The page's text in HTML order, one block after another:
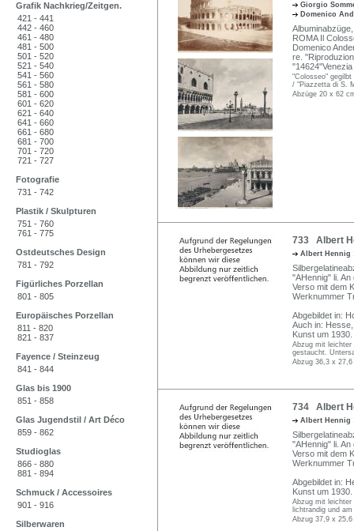
Grafik Nachkrieg/Zeitgen.
421 - 441
442 - 460
461 - 480
481 - 500
501 - 520
521 - 540
541 - 560
561 - 580
581 - 600
601 - 620
621 - 640
641 - 660
661 - 680
681 - 700
701 - 720
721 - 727
Fotografie
731 - 742
Plastik / Skulpturen
751 - 760
761 - 775
Ostdeutsches Design
781 - 792
Figürliches Porzellan
801 - 805
Europäisches Porzellan
811 - 820
821 - 837
Fayence / Steinzeug
841 - 844
Glas bis 1900
851 - 858
Glas Jugendstil / Art Déco
859 - 862
Studioglas
866 - 880
881 - 894
Schmuck / Accessoires
901 - 916
Silberwaren
Giorgio
Domenico
ROMA Il
Domenico
re.
"Colosseo"
/ "Piazzetta di S.
Abzüge 20 x 62
733 Albert
Albert Hennig
"AHennig" li.
Verso mit dem
Werknummer
Abgebildet in:
Auch in:
Kunst um
Abzug mit leichter
gestaucht.
Abzug 36,3 x
734 Albert
Albert Hennig
"AHennig" li.
Verso mit dem
Werknummer
Abgebildet in:
Kunst um
Abzug mit leichter
lichtrandig und
Abzug 37,9 x